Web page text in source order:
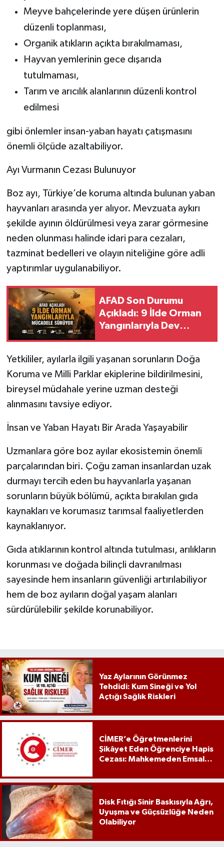
Meyve bahçelerinde yere düşen ürünlerin
düzenli toplanması,
Organik atıkların açıkta bırakılmaması,
Hayvan yemlerinin gece dışarıda
tutulmaması,
Tarım ve arıcılık alanlarının düzenli kontrol
edilmesi
gibi önlemler insan-yaban hayatı çatışmasını
önemli ölçüde azaltabiliyor.
Ayı Vurmanın Cezası Bulunuyor
Boz ayı, Türkiye’de koruma altında bulunan yaban
hayvanları arasında yer alıyor. Mevzuata aykırı
şekilde ayının öldürülmesi veya zarar görmesine
neden olunması halinde idari para cezaları,
tazminat bedelleri ve olayın niteliğine göre adli
yaptırımlar uygulanabiliyor.
AFAD Son Durumu
Açıkladı: 9 İlde Orman
Yangınlarıyla Dev
Yetkililer, ayılarla ilgili yaşanan sorunların Doğa
Koruma ve Milli Parklar ekiplerine bildirilmesini,
bireysel müdahale yerine uzman desteği
alınmasını tavsiye ediyor.
İnsan ve Yaban Hayatı Bir Arada Yaşayabilir
Uzmanlara göre boz ayılar ekosistemin önemli
parçalarından biri. Çoğu zaman insanlardan uzak
durmayı tercih eden bu hayvanlarla yaşanan
sorunların büyük bölümü, açıkta bırakılan gıda
kaynakları ve korumasız tarımsal faaliyetlerden
kaynaklanıyor.
Gıda atıklarının kontrol altında tutulması, arılıkların
korunması ve doğada bilinçli davranılması
sayesinde hem insanların güvenliği artırılabiliyor
hem de boz ayıların doğal yaşam alanları
sürdürülebilir şekilde korunabiliyor.
Yaz Aylarının Görünmez
Tehdidi: Kum Sineği ve Yol
Açtığı Sağlık Riskleri
CİMER’e Öğretmenlerini
Şikâyet Eden Öğrenciye Hapis
Cezası: Mahkemeden Emsal
Disk Fıtığı Sinir Baskısıyla Ağrı,
Uyuşma ve Güçsüzlüğe Neden
Olabiliyor